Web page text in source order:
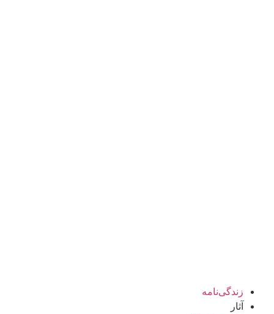
زندگی‌نامه
آثار